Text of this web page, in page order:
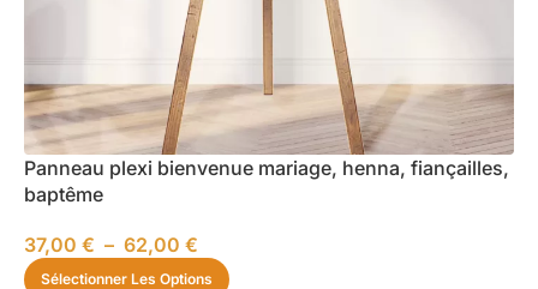
Panneau plexi bienvenue mariage, henna, fiançailles,
baptême
37,00 € – 62,00 €
Sélectionner Les Options